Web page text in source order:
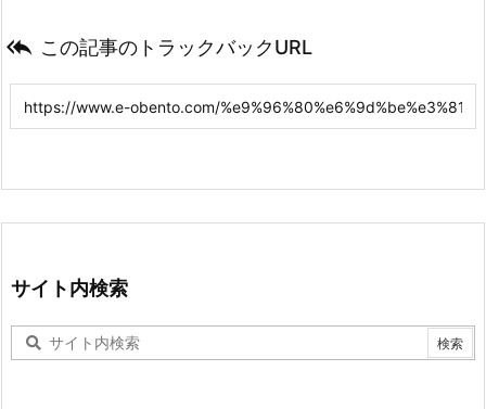
 この記事のトラックバックURL
サイト内検索